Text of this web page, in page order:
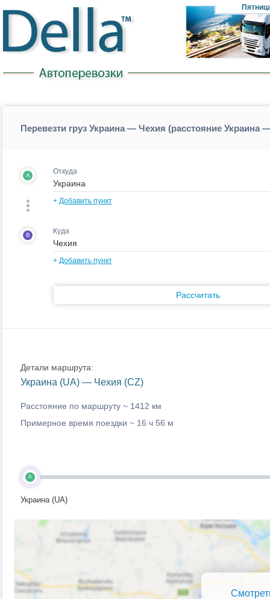
Перевезти груз Украина — Чехия (расстояние Украина
A Откуда
+ Добавить пункт
B Куда
+ Добавить пункт
Рассчитать
Детали маршрута:
Украина (UA) — Чехия (CZ)
Расстояние по маршруту ~ 1412 км
Примерное время поездки ~ 16 ч 56 м
A
Украина (UA)